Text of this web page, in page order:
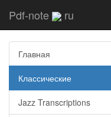
Pdf-note ru
Главная
Классические
Jazz Transcriptions